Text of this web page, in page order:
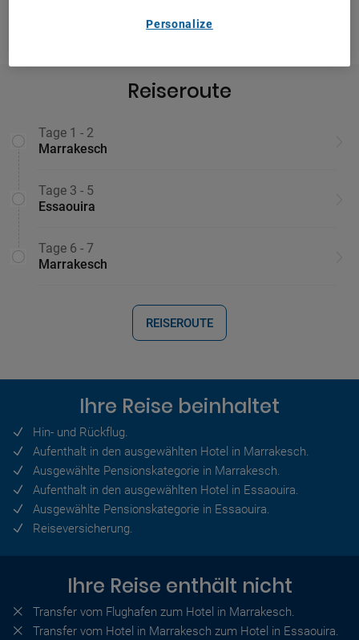
PDF HERUNTERLADEN
Reiseroute
Tage 1 - 2
Marrakesch
Tage 3 - 5
Essaouira
Tage 6 - 7
Marrakesch
REISEROUTE
Ihre Reise beinhaltet
Hin- und Rückflug.
Aufenthalt in den ausgewählten Hotel in Marrakesch.
Ausgewählte Pensionskategorie in Marrakesch.
Aufenthalt in den ausgewählten Hotel in Essaouira.
Ausgewählte Pensionskategorie in Essaouira.
Reiseversicherung.
Ihre Reise enthält nicht
Transfer vom Flughafen zum Hotel in Marrakesch.
Transfer vom Hotel in Marrakesch zum Hotel in Essaouira.
Personalize